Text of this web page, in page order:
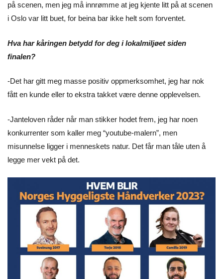
på scenen, men jeg må innrømme at jeg kjente litt på at scenen
i Oslo var litt buet, for beina bar ikke helt som forventet.
Hva har kåringen betydd for deg i lokalmiljøet siden
finalen?
-Det har gitt meg masse positiv oppmerksomhet, jeg har nok
fått en kunde eller to ekstra takket være denne opplevelsen.
-Janteloven råder når man stikker hodet frem, jeg har noen
konkurrenter som kaller meg “youtube-malern”, men
misunnelse ligger i menneskets natur. Det får man tåle uten å
legge mer vekt på det.